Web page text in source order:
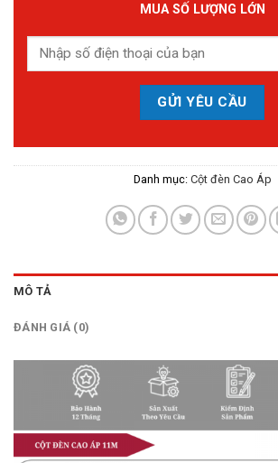
MUA SỐ LƯỢNG LỚN
Danh mục: Cột đèn Cao Áp
MÔ TẢ
ĐÁNH GIÁ (0)